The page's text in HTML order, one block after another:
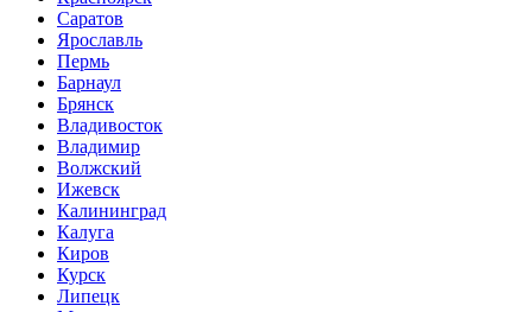
Саратов
Ярославль
Пермь
Барнаул
Брянск
Владивосток
Владимир
Волжский
Ижевск
Калининград
Калуга
Киров
Курск
Липецк